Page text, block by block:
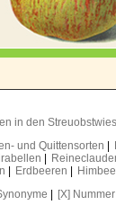
in den
und Quittensorten
Erdbeeren
[X]